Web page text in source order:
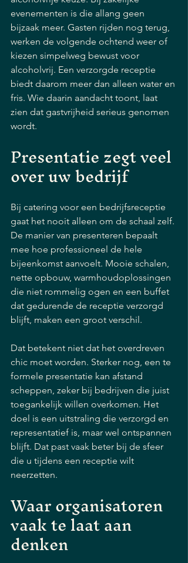
evenementen is die allang geen
bijzaak meer. Gasten rijden nog terug,
werken de volgende ochtend weer of
kiezen simpelweg bewust voor
alcoholvrij. Een verzorgde receptie
biedt daarom meer dan alleen water en
fris. Wie daarin aandacht toont, laat
zien dat gastvrijheid serieus genomen
wordt.
Presentatie zegt veel
over uw bedrijf
Bij catering voor een bedrijfsreceptie
gaat het nooit alleen om de schaal zelf.
De manier van presenteren bepaalt
mee hoe professioneel de hele
bijeenkomst aanvoelt. Mooie schalen,
nette opbouw, warmhoudoplossingen
die niet rommelig ogen en een buffet
dat gedurende de receptie verzorgd
blijft, maken een groot verschil.
Dat betekent niet dat het overdreven
chic moet worden. Sterker nog, een te
formele presentatie kan afstand
scheppen, zeker bij bedrijven die juist
toegankelijk willen overkomen. Het
doel is een uitstraling die verzorgd en
representatief is, maar wel ontspannen
blijft. Dat past vaak beter bij de sfeer
die u tijdens een receptie wilt
neerzetten.
Waar organisatoren
vaak te laat aan
denken